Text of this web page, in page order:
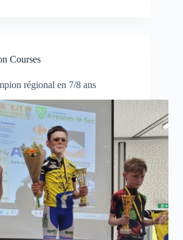
Courses
régional en 7/8 ans